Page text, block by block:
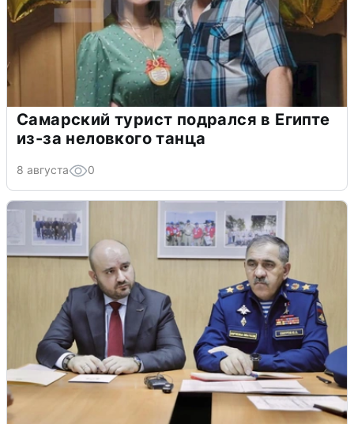
Самарский турист подрался в Египте
из-за неловкого танца
8 августа 0